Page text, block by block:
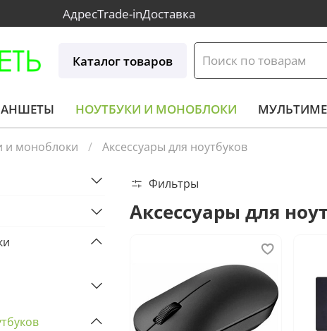
АдресTrade-inДоставка
Каталог товаров
НОУТБУКИ И МОНОБЛОКИ
и моноблоки Аксессуары для ноутбуков
Фильтры
Аксессуары для